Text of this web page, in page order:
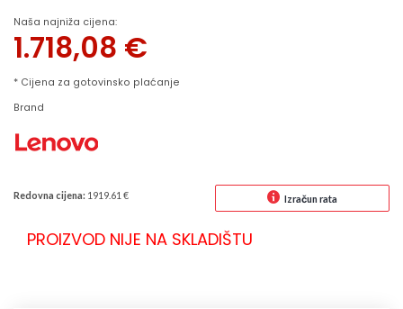
Naša najniža cijena:
1.718,08 €
* Cijena za gotovinsko plaćanje
Brand
Redovna cijena: 1919.61 € Izračun rata
PROIZVOD NIJE NA SKLADIŠTU